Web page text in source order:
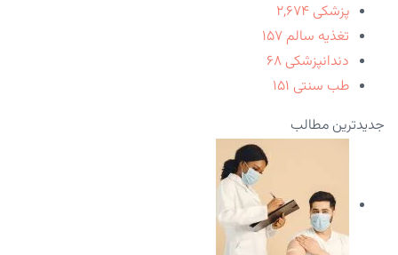
پزشکی ۲,۶۷۴
تغذیه سالم ۱۵۷
دندانپزشکی ۶۸
طب سنتی ۱۵۱
جدیدترین مطالب